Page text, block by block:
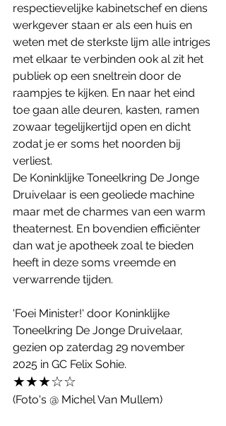
respectievelijke kabinetschef en diens
werkgever staan er als een huis en
weten met de sterkste lijm alle intriges
met elkaar te verbinden ook al zit het
publiek op een sneltrein door de
raampjes te kijken. En naar het eind
toe gaan alle deuren, kasten, ramen
zowaar tegelijkertijd open en dicht
zodat je er soms het noorden bij
verliest.
De Koninklijke Toneelkring De Jonge
Druivelaar is een geoliede machine
maar met de charmes van een warm
theaternest. En bovendien efficiënter
dan wat je apotheek zoal te bieden
heeft in deze soms vreemde en
verwarrende tijden.
'Foei Minister!' door Koninklijke
Toneelkring De Jonge Druivelaar,
gezien op zaterdag 29 november
2025 in GC Felix Sohie.
★★★☆☆
(Foto's @ Michel Van Mullem)